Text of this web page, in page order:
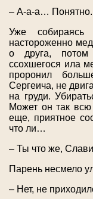
– А-а-а… Понятно.
Уже
настороженно
о друга,
ссохшегося ила
проронил
Сергеича, не
на груди.
Может он так всю
еще, приятное
что ли…
– Ты что же,
Парень несмело
– Нет, не